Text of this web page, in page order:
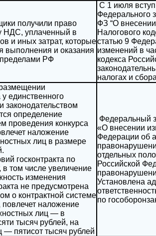
получили право
НДС, уплаченный в
и иных затрат, которые
выполнения и оказания
пределами РФ
С 1 июля
Федерального
ФЗ “О
Налогового
статью 9
изменений в
кодекса
налогах и
у единственного
законодательством
определение
проведения конкурса
наложение
лиц в размере
госконтракта по
в том числе увеличение
изменения
не предусмотрена
о контрактной системе
повлечет наложение
лиц — в
тысяч рублей, на
— пятисот тысяч рублей
Федеральный
«О внесении
Федерации об
отдельных
Российской
Установлена
по